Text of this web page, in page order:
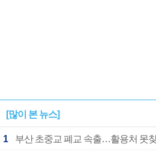
[많이 본 뉴스]
1 부산 초중교 폐교 속출…활용처 못